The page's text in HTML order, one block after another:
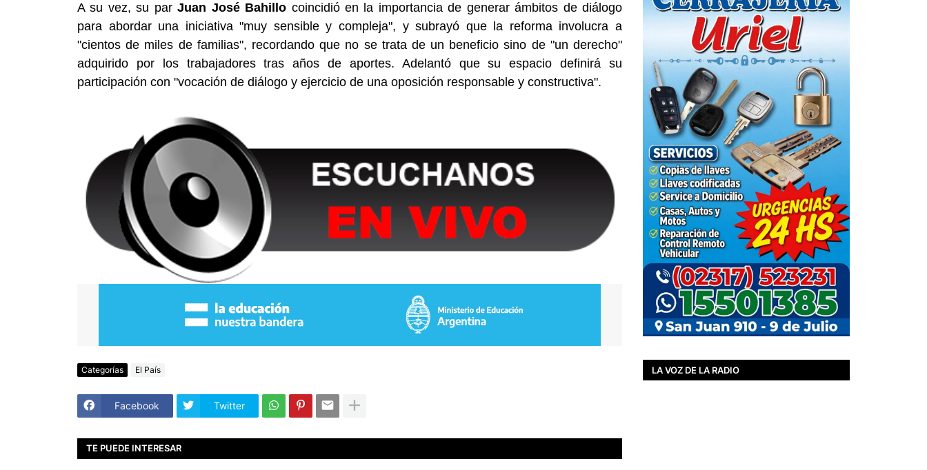
A su vez, su parJuan José Bahillo coincidió en la importancia de generar ámbitos de diálogo
para abordar una iniciativa "muy sensible y compleja", y subrayó que la reforma involucra a
"cientos de miles de familias", recordando que no se trata de un beneficio sino de "un derecho"
adquirido por los trabajadores tras años de aportes. Adelantó que su espacio definirá su
participación con "vocación de diálogo y ejercicio de una oposición responsable y constructiva".
Categorías El País
Facebook Twitter
TE PUEDE INTERESAR
LA VOZ DE LA RADIO